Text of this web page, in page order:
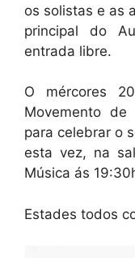
os solistas e as
principal do
entrada libre.
O mércores
Movemento
para celebrar o
esta vez, na
Música ás
Estades todos